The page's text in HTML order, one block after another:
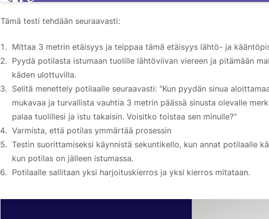
Tämä testi tehdään seuraavasti:
Mittaa 3 metrin etäisyys ja teippaa tämä etäisyys lähtö- ja
Pyydä potilasta istumaan tuolille lähtöviivan viereen ja pitämään
käden ulottuvilla.
Selitä menettely potilaalle seuraavasti: "Kun pyydän sinua
mukavaa ja turvallista vauhtia 3 metrin päässä sinusta olevalle
palaa tuolillesi ja istu takaisin. Voisitko toistaa sen minulle?"
Varmista, että potilas ymmärtää prosessin
Testin suorittamiseksi käynnistä sekuntikello, kun annat potilaalle
kun potilas on jälleen istumassa.
Potilaalle sallitaan yksi harjoituskierros ja yksi kierros mitataan.